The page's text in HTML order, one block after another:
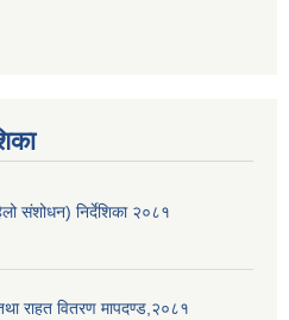
संशोधन) निर्देशिका २०८१
राहत वितरण मापदण्ड,२०८१